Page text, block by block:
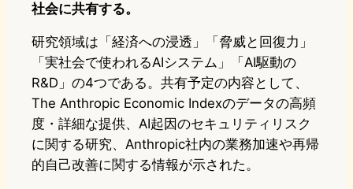
社会に共有する。
研究領域は「経済への浸透」「脅威と回復力」
「実社会で使われるAIシステム」「AI駆動の
R&D」の4つである。共有予定の内容として、
The Anthropic Economic Indexのデータの高頻
度・詳細な提供、AI起因のセキュリティリスク
に関する研究、Anthropic社内の業務加速や再帰
的自己改善に関する情報が示された。